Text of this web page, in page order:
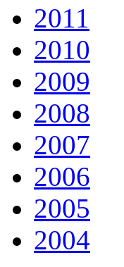
2011
2010
2009
2008
2007
2006
2005
2004